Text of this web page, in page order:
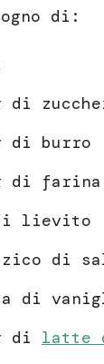
di:
di
di burro
di
lievito
di
di
di latte